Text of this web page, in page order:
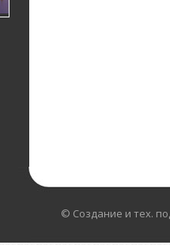
© Создание и тех.